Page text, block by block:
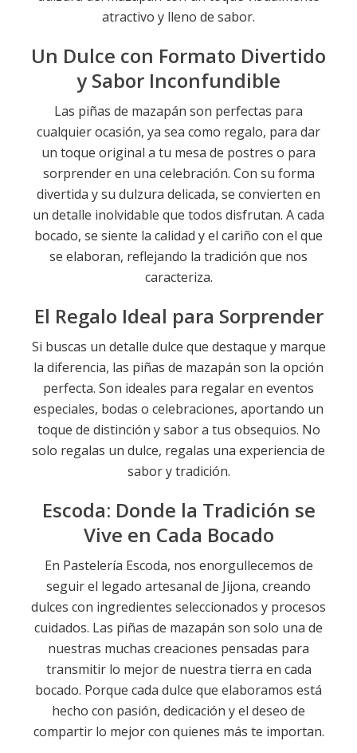
atractivo y lleno de sabor.
Un Dulce con Formato Divertido
y Sabor Inconfundible
Las piñas de mazapán son perfectas para
cualquier ocasión, ya sea como regalo, para dar
un toque original a tu mesa de postres o para
sorprender en una celebración. Con su forma
divertida y su dulzura delicada, se convierten en
un detalle inolvidable que todos disfrutan. A cada
bocado, se siente la calidad y el cariño con el que
se elaboran, reflejando la tradición que nos
caracteriza.
El Regalo Ideal para Sorprender
Si buscas un detalle dulce que destaque y marque
la diferencia, las piñas de mazapán son la opción
perfecta. Son ideales para regalar en eventos
especiales, bodas o celebraciones, aportando un
toque de distinción y sabor a tus obsequios. No
solo regalas un dulce, regalas una experiencia de
sabor y tradición.
Escoda: Donde la Tradición se
Vive en Cada Bocado
En Pastelería Escoda, nos enorgullecemos de
seguir el legado artesanal de Jijona, creando
dulces con ingredientes seleccionados y procesos
cuidados. Las piñas de mazapán son solo una de
nuestras muchas creaciones pensadas para
transmitir lo mejor de nuestra tierra en cada
bocado. Porque cada dulce que elaboramos está
hecho con pasión, dedicación y el deseo de
compartir lo mejor con quienes más te importan.